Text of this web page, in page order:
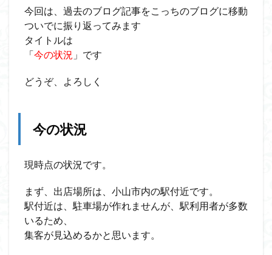
今回は、過去のブログ記事をこっちのブログに移動
ついでに振り返ってみます
タイトルは
「今の状況 」です
どうぞ、よろしく
今の状況
現時点の状況です。
まず、出店場所は、小山市内の駅付近です。
駅付近は、駐車場が作れませんが、駅利用者が多数
いるため、
集客が見込めるかと思います。